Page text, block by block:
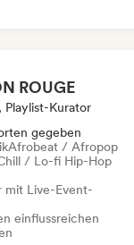
ROUGE
Playlist-Kurator
gegeben
Afrobeat / Afropop
/ Lo-fi Hip-Hop
mit Live-Event-
einflussreichen